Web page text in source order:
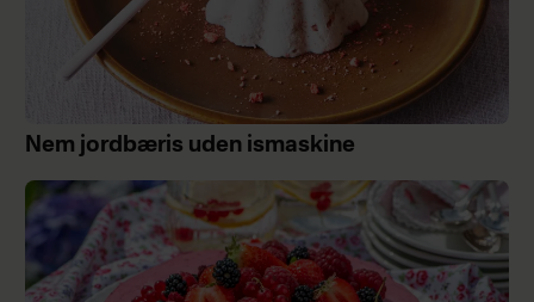
Nem jordbæris uden ismaskine